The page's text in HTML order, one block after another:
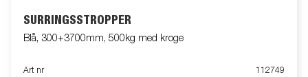
SURRINGSSTROPPER
Blå, 300+3700mm, 500kg med kroge
Art nr 112749